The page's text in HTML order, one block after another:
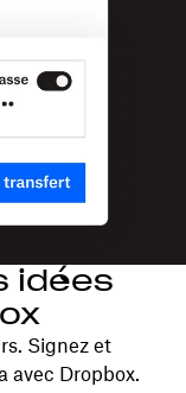
idées
Signez et
avec Dropbox.